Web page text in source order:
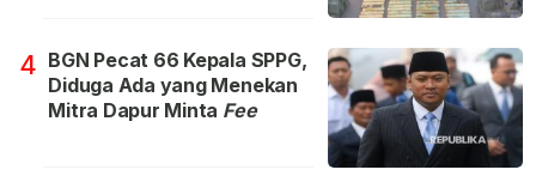
4 BGN Pecat 66 Kepala SPPG,
Diduga Ada yang Menekan
Mitra Dapur Minta Fee